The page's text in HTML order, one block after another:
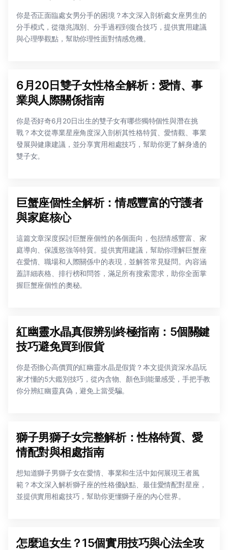
你是否正面臨處女男分手的困境？本文深入剖析處女座男生的
分手模式，從徵兆識別、分手過程到復合技巧，提供實用建議
與心理學觀點，幫助你理性面對情感危機。
6月20日雙子女性格全解析：愛情、事
業與人際關係指南
你是否好奇6月20日出生的雙子女有哪些獨特個性與潛在挑
戰？本文從專業星座角度深入剖析其性格特質、愛情觀、事業
發展與健康建議，並分享實用相處技巧，幫助你更了解身邊的
雙子女。
巨蟹座個性全解析：情感豐富的守護者
與家庭核心
這篇文章深度探討巨蟹座個性的各個面向，包括情感豐富、家
庭導向、保護慾強等特質。提供實用建議，幫助你理解巨蟹座
在愛情、職場和人際關係中的表現，並解答常見疑問。內容涵
蓋詳細表格、排行榜和問答，滿足所有搜索需求，助你全面掌
握巨蟹座個性的奧秘。
紅幽靈水晶真假辨别終極指南：5個關鍵
技巧避免買到假貨
你是否擔心高價買的紅幽靈水晶是假貨？本文提供資深水晶玩
家才懂的5大鑑別技巧，從內含物、顏色到能量感受，手把手教
你分辨紅幽靈真偽，避免上當受騙。
獅子男獅子女完整解析：性格特質、愛
情配對與相處指南
想知道獅子男獅子女在愛情、事業和生活中如何展現王者風
範？本文深入解析獅子座的性格優缺點、最佳愛情配對星座，
並提供實用相處技巧，幫助你更懂獅子座的內心世界。
怎麼追女生？15個實用技巧與心法全攻